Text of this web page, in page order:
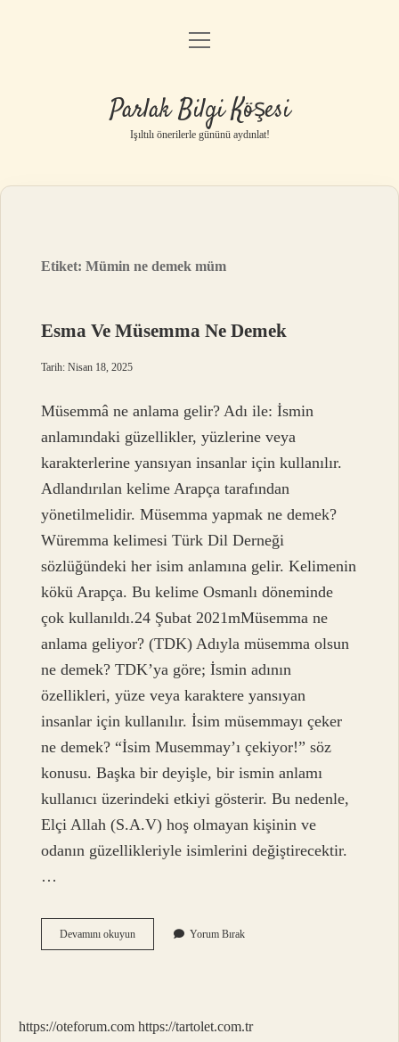
Anasayfa
Yasal Uyarı
menüyü
Parlak Bilgi Köşesi
Işıltılı önerilerle gününü aydınlat!
Etiket:Mümin ne demek müm
Esma Ve Müsemma Ne Demek
Tarih: Nisan 18, 2025
Müsemmâ ne anlama gelir? Adı ile: İsmin
anlamındaki güzellikler, yüzlerine veya
karakterlerine yansıyan insanlar için kullanılır.
Adlandırılan kelime Arapça tarafından
yönetilmelidir. Müsemma yapmak ne demek?
Würemma kelimesi Türk Dil Derneği
sözlüğündeki her isim anlamına gelir. Kelimenin
kökü Arapça. Bu kelime Osmanlı döneminde
çok kullanıldı.24 Şubat 2021mMüsemma ne
anlama geliyor? (TDK) Adıyla müsemma olsun
ne demek? TDK’ya göre; İsmin adının
özellikleri, yüze veya karaktere yansıyan
insanlar için kullanılır. İsim müsemmayı çeker
ne demek? “İsim Musemmay’ı çekiyor!” söz
konusu. Başka bir deyişle, bir ismin anlamı
kullanıcı üzerindeki etkiyi gösterir. Bu nedenle,
Elçi Allah (S.A.V) hoş olmayan kişinin ve
odanın güzellikleriyle isimlerini değiştirecektir.
…
Devamını okuyunEsma
Ve
Yorum Bırak
https://oteforum.com https://tartolet.com.tr